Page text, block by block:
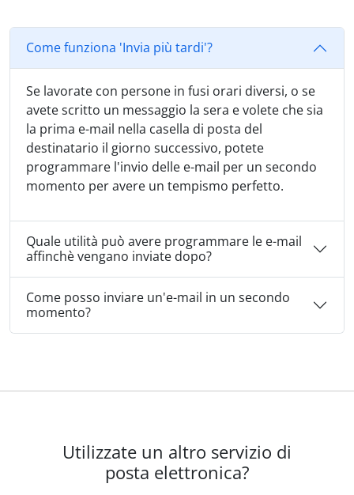
Come funziona 'Invia più tardi'?
Se lavorate con persone in fusi orari diversi, o se
avete scritto un messaggio la sera e volete che sia
la prima e-mail nella casella di posta del
destinatario il giorno successivo, potete
programmare l'invio delle e-mail per un secondo
momento per avere un tempismo perfetto.
Quale utilità può avere programmare le e-mail
affinchè vengano inviate dopo?
Come posso inviare un'e-mail in un secondo
momento?
Utilizzate un altro servizio di
posta elettronica?